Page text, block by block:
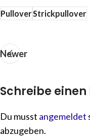
PulloverStrickpullover
Newer
Schreibe
Du musst angemeldet
abzugeben.